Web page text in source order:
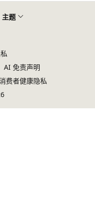
主题
AI 免责声明
费者健康隐私